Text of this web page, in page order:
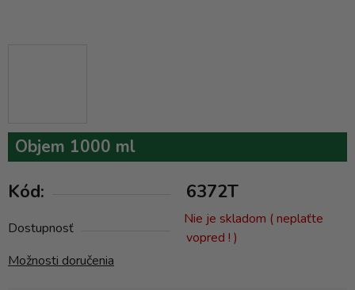
Objem 1000 ml
Kód: 6372T
Dostupnosť
Nie je skladom ( neplaťte
vopred ! )
Možnosti doručenia